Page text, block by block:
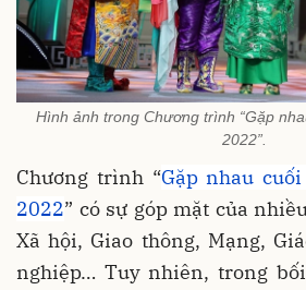
Hình ảnh trong Chương trình “Gặp
2022”.
Chương trình “Gặp nhau
2022” có sự góp mặt của
Xã hội, Giao thông, Mạng,
nghiệp… Tuy nhiên, trong